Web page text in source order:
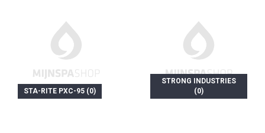
STA-RITE PXC-95 (0)
STRONG INDUSTRIES
(0)